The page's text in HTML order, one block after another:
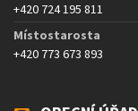
+420 724 195 811
Místostarosta
+420 773 673 893